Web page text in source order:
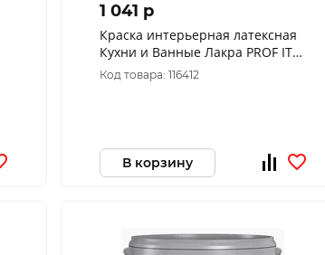
1 041 p
Краска интерьерная латексная
Кухни и Ванные Лакра PROF IT
База А 3кг
Код товара: 116412
В корзину